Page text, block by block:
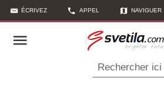
ÉCRIVEZ APPEL NAVIGUER
Rechercher ici